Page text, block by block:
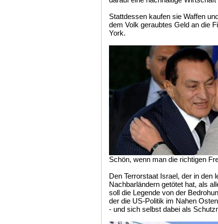
Stattdessen kaufen sie Waffen
dem Volk geraubtes Geld an die
York.
Schön, wenn man die richtigen
Den Terrorstaat Israel, der in den
Nachbarländern getötet hat, als
soll die Legende von der
der die US-Politik im Nahen
- und sich selbst dabei als